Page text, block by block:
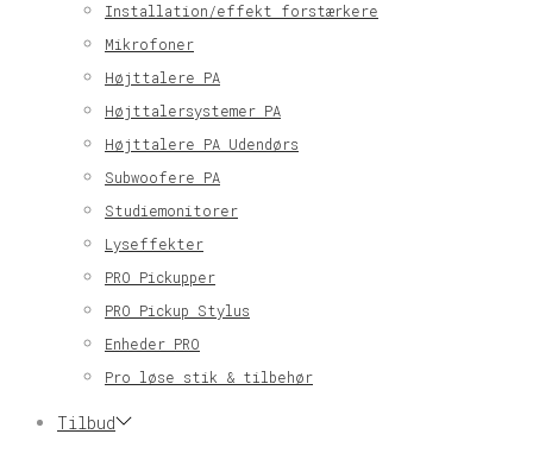
Installation/effekt forstærkere
Mikrofoner
Højttalere PA
Højttalersystemer PA
Højttalere PA Udendørs
Subwoofere PA
Studiemonitorer
Lyseffekter
PRO Pickupper
PRO Pickup Stylus
Enheder PRO
Pro løse stik & tilbehør
Tilbud